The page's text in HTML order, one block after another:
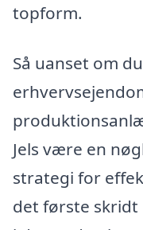
topform.
Så uanset om
Jels være en
strategi for
det første skridt